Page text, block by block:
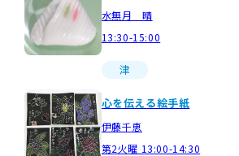
水無月 晴
13:30-15:00
津
心を伝える絵手紙
伊藤千恵
第2火曜 13:00-14:30